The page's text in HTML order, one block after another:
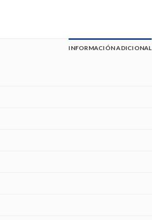
INFORMACIÓN ADICIONAL